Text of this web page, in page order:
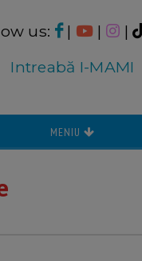
us: | | |
Intreabă I-MAMI
MENIU